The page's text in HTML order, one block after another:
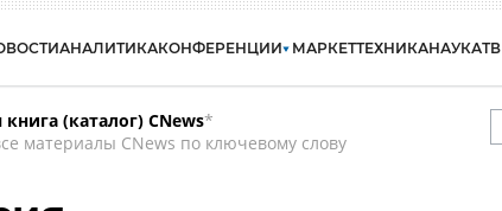
АНАЛИТИКАКОНФЕРЕНЦИИ МАРКЕТТЕХНИКАНАУКАТВ
(каталог) CNews*
материалы CNews по ключевому слову